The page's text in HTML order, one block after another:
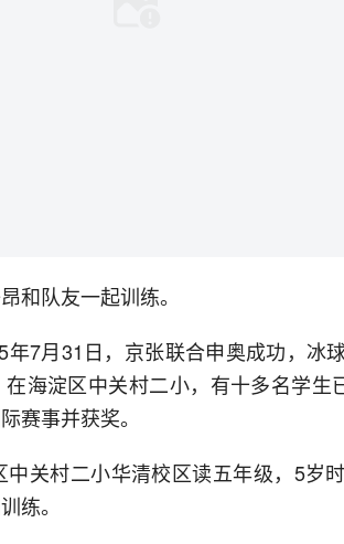
和队友一起训练。
7月31日，京张联合申奥成功，冰
海淀区中关村二小，有十多名学生已
赛事并获奖。
关村二小华清校区读五年级，5岁
练。